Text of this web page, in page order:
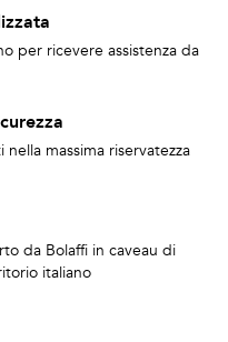
per ricevere assistenza da
massima riservatezza
da Bolaffi in caveau di
italiano